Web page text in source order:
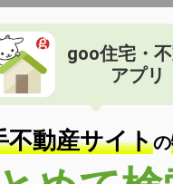
goo住宅・
アプリ
不動産サイトの